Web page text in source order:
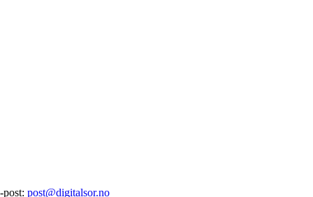
post:post@digitalsor.no